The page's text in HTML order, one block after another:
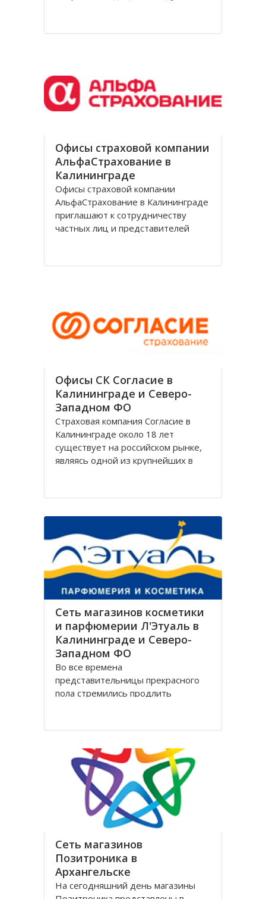
широты, в самых суровых условиях
Офисы страховой компании
АльфаСтрахование в
Калининграде
Офисы страховой компании
АльфаСтрахование в Калининграде
приглашают к сотрудничеству
частных лиц и представителей
крупнейшим российским
страховую группу
Офисы СК Согласие в
Калининграде и Северо-
Западном ФО
Страховая компания Согласие в
Калининграде около 18 лет
существует на российском рынке,
являясь одной из крупнейших в
только с лучшей стороны.
широко разветвлённую сеть
филиалов, которая охватывает
Сеть магазинов косметики
и парфюмерии Л'Этуаль в
Калининграде и Северо-
Западном ФО
Во все времена
представительницы прекрасного
пола стремились продлить
Женщины прилагали массу усилий
для достижения цели. Но это уже в
прошлом! Сегодня, благодаря
колоссальным достижениям в
области косметологии, ухаживать
за лицом и телом стало
Сеть магазинов
Позитроника в
Архангельске
На сегодняшний день магазины